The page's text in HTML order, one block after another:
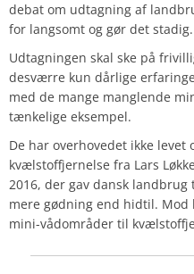
debat om udtagning af
for langsomt og gør det stadig.
Udtagningen skal ske på
desværre kun dårlige
med de mange manglende
tænkelige eksempel.
De har overhovedet ikke levet
kvælstoffjernelse fra Lars
2016, der gav dansk
mere gødning end hidtil. Mod
mini-vådområder til